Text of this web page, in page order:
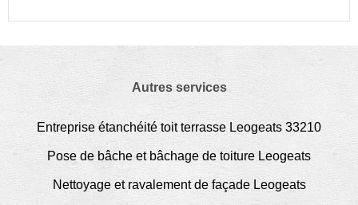
Autres services
Entreprise étanchéité toit terrasse Leogeats 33210
Pose de bâche et bâchage de toiture Leogeats
Nettoyage et ravalement de façade Leogeats